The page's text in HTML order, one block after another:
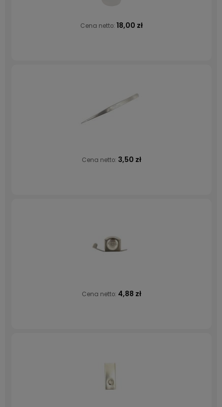
Cena netto: 18,00 zł
Cena netto: 3,50 zł
Cena netto: 4,88 zł